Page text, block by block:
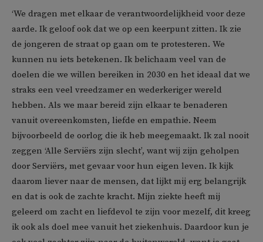
‘We dragen met elkaar de verantwoordelijkheid voor deze
aarde. Ik geloof ook dat we op een keerpunt zitten. Ik zie
de jongeren de straat op gaan om te protesteren. We
kunnen nu iets betekenen. Ik belichaam veel van de
doelen die we willen bereiken in 2030 en het ideaal dat we
straks een veel vreedzamer en wederkeriger wereld
hebben. Als we maar bereid zijn elkaar te benaderen
vanuit overeenkomsten, liefde en empathie. Neem
bijvoorbeeld de oorlog die ik heb meegemaakt. Ik zal nooit
zeggen ‘Alle Serviërs zijn slecht’, want wij zijn geholpen
door Serviërs, met gevaar voor hun eigen leven. Ik kijk
daarom liever naar de mensen, dat lijkt mij erg belangrijk
en dat is ook de zachte kracht. Mijn ziekte heeft mij
geleerd om zacht en liefdevol te zijn voor mezelf, dit kreeg
ik ook als doel mee vanuit het ziekenhuis. Daardoor kun je